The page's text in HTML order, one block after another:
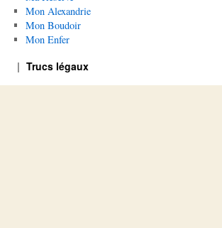
Mon Alexandrie
Mon Boudoir
Mon Enfer
Trucs légaux